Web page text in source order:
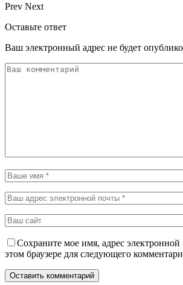
Prev Next
Оставьте ответ
Ваш электронный адрес не будет
Сохраните мое имя, адрес
этом браузере для следующего